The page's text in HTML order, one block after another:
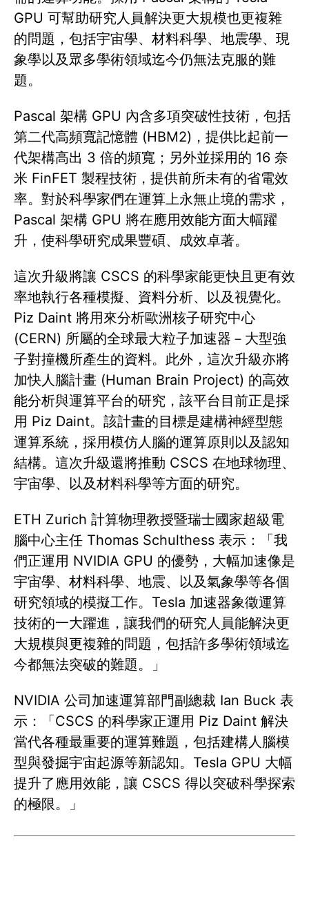
GPU 可幫助研究人員解決更大規模也更複雜
的問題，包括宇宙學、材料科學、地震學、現
象學以及眾多學術領域迄今仍無法克服的難
題。
Pascal 架構 GPU 內含多項突破性技術，包括
第二代高頻寬記憶體 (HBM2)，提供比起前一
代架構高出 3 倍的頻寬；另外並採用的 16 奈
米 FinFET 製程技術，提供前所未有的省電效
率。對於科學家們在運算上永無止境的需求，
Pascal 架構 GPU 將在應用效能方面大幅躍
升，使科學研究成果豐碩、成效卓著。
這次升級將讓 CSCS 的科學家能更快且更有效
率地執行各種模擬、資料分析、以及視覺化。
Piz Daint 將用來分析歐洲核子研究中心
(CERN) 所屬的全球最大粒子加速器－大型強
子對撞機所產生的資料。此外，這次升級亦將
加快人腦計畫 (Human Brain Project) 的高效
能分析與運算平台的研究，該平台目前正是採
用 Piz Daint。該計畫的目標是建構神經型態
運算系統，採用模仿人腦的運算原則以及認知
結構。這次升級還將推動 CSCS 在地球物理、
宇宙學、以及材料科學等方面的研究。
ETH Zurich 計算物理教授暨瑞士國家超級電
腦中心主任 Thomas Schulthess 表示：「我
們正運用 NVIDIA GPU 的優勢，大幅加速像是
宇宙學、材料科學、地震、以及氣象學等各個
研究領域的模擬工作。Tesla 加速器象徵運算
技術的一大躍進，讓我們的研究人員能解決更
大規模與更複雜的問題，包括許多學術領域迄
今都無法突破的難題。」
NVIDIA 公司加速運算部門副總裁 Ian Buck 表
示：「CSCS 的科學家正運用 Piz Daint 解決
當代各種最重要的運算難題，包括建構人腦模
型與發掘宇宙起源等新認知。Tesla GPU 大幅
提升了應用效能，讓 CSCS 得以突破科學探索
的極限。」